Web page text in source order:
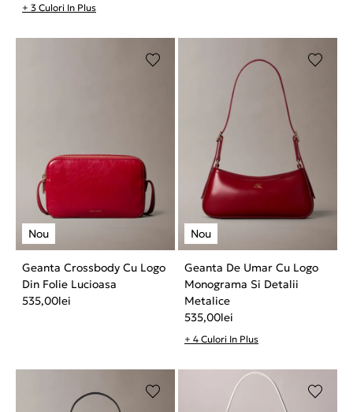
+ 3 Culori In Plus
Geanta Crossbody Cu Logo
Din Folie Lucioasa
535,00lei
Geanta De Umar Cu Logo
Monograma Si Detalii
Metalice
535,00lei
+ 4 Culori In Plus